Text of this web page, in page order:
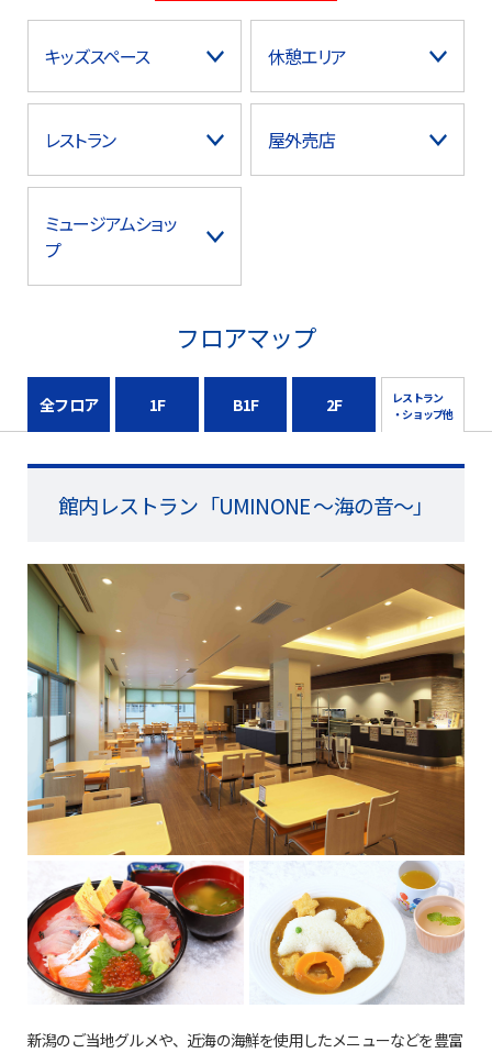
キッズスペース 休憩エリア
レストラン 屋外売店
ミュージアムショッ
プ
フロアマップ
全フロア 1F B1F 2F
レストラン
・ショップ他
館内レストラン「UMINONE ～海の音～」
新潟のご当地グルメや、近海の海鮮を使用したメニューなどを豊富